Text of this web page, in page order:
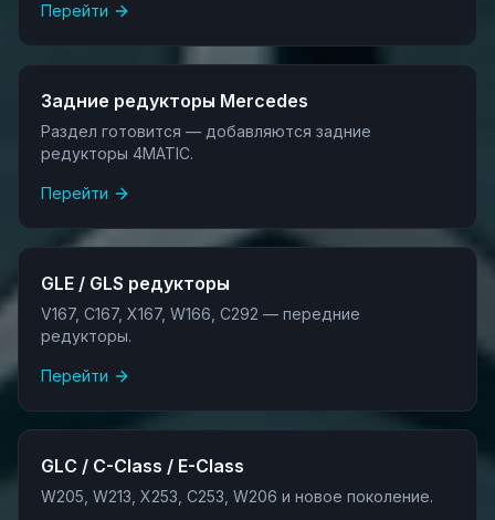
Перейти
Задние редукторы Mercedes
Раздел готовится — добавляются задние
редукторы 4MATIC.
Перейти
GLE / GLS редукторы
V167, C167, X167, W166, C292 — передние
редукторы.
Перейти
GLC / C-Class / E-Class
W205, W213, X253, C253, W206 и новое поколение.